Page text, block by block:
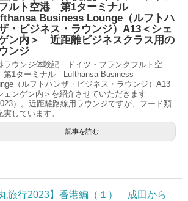
ルト空港 第1ターミナル
Business Lounge（ルフトハ
・ビジネス・ラウンジ）A13＜シェ
ン内＞ 近距離ビジネスクラス用の
ンジ
ラウンジ体験記 ドイツ・フランクフルト空
1ターミナル Lufthansa Business
（ルフトハンザ・ビジネス・ラウンジ）A13
ェンゲン内＞を紹介させていただきます
）。近距離路線用ラウンジですが、フード類
実しています。
記事を読む
丸旅行2023】香港編（１） 成田から